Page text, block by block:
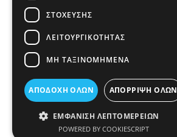
ΣΤΌΧΕΥΣΗΣ
ΛΕΙΤΟΥΡΓΙΚΌΤΗΤΑΣ
ΜΗ ΤΑΞΙΝΟΜΗΜΈΝΑ
ΑΠΟΔΟΧΉ ΌΛΩΝ ΑΠΌΡΡΙΨΗ ΌΛΩΝ
ΕΜΦΆΝΙΣΗ ΛΕΠΤΟΜΕΡΕΙΏΝ
POWERED BY COOKIESCRIPT